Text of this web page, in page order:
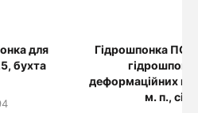
для
бухта
Гідрошпонка ПО-
деформаційних
м. п.,